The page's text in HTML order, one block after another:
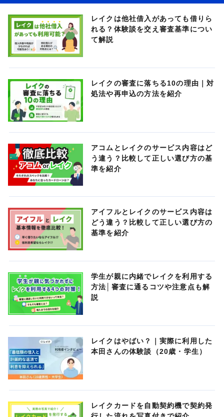
レイクは他社借入があっても借りら
れる？体験談を交え審査基準につい
て解説
レイクの審査に落ちる10の理由｜対
処法や再申込の方法を紹介
アコムとレイクのサービス内容はど
う違う？比較して正しい選び方の基
準を紹介
アイフルとレイクのサービス内容は
どう違う？比較して正しい選び方の
基準を紹介
学生が親に内緒でレイクを利用する
方法│審査に通るコツや注意点も解
説
レイクはやばい？｜実際に利用した
本田さんの体験談（20歳・学生）
レイクカードを自動契約機で契約発